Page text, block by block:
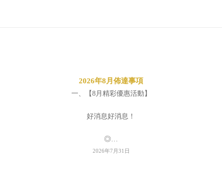
2026年8月佈達事項
一、【8月精彩優惠活動】
好消息好消息！
◎…
2026年7月31日